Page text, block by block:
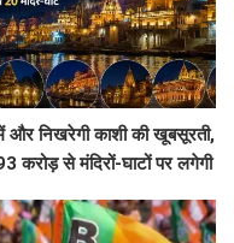
और निखरेगी काशी की खूबसूरती,
करोड़ से मंदिरों-घाटों पर लगेगी